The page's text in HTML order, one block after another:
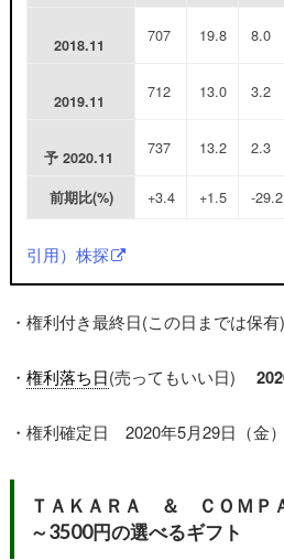
2018.11 707 19.8 8.0
2019.11 712 13.0 3.2
予2020.11 737 13.2 2.3
前期比(%) +3.4 +1.5 -29.2
引用）株探
・権利付き最終日(この日までは保
・ 権利落ち日(売ってもいい日)
・権利確定日 2020年5月29日（金）
ＴＡＫＡＲＡ ＆ ＣＯＭＰ
～3500円の選べるギフト